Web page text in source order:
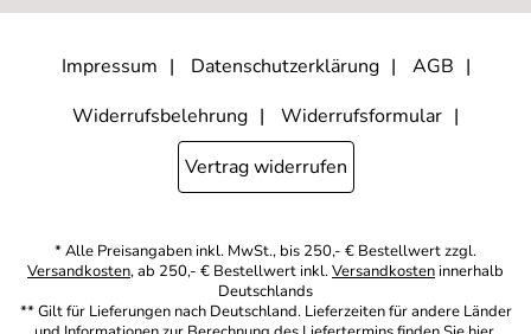
kann ich jederzeit mit Wirkung für die Zukunft widerrufen, indem ich
den Link "Abmelden" am Ende des Newsletters anklicke oder die
Datenschutzerklärung habe ich zur Kenntnis genommen.
Impressum Datenschutzerklärung
AGB
Widerrufsbelehrung
Widerrufsformular
Vertrag widerrufen
* Alle Preisangaben inkl. MwSt., bis 250,- € Bestellwert zzgl.
Versandkosten, ab 250,- € Bestellwert inkl.Versandkosten innerhalb
Deutschlands
** Gilt für Lieferungen nach Deutschland. Lieferzeiten für andere Länder